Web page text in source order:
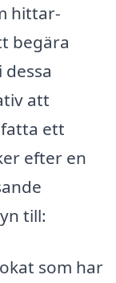
hittar-
begära
att
ett
efter en
till:
som har